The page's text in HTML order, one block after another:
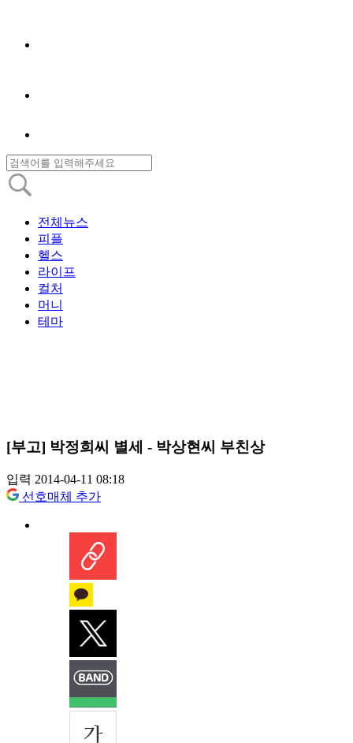
전체뉴스
피플
헬스
라이프
컬처
머니
테마
[부고] 박정희씨 별세 - 박상현씨 부친상
입력 2014-04-11 08:18
선호매체 추가